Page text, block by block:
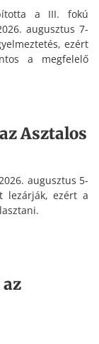
a III. fokú
augusztus 7-
ezért
a megfelelő
Asztalos
augusztus 5-
lezárják, ezért a